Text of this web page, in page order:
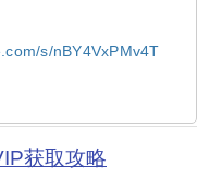
s/nBY4VxPMv4T
获取攻略